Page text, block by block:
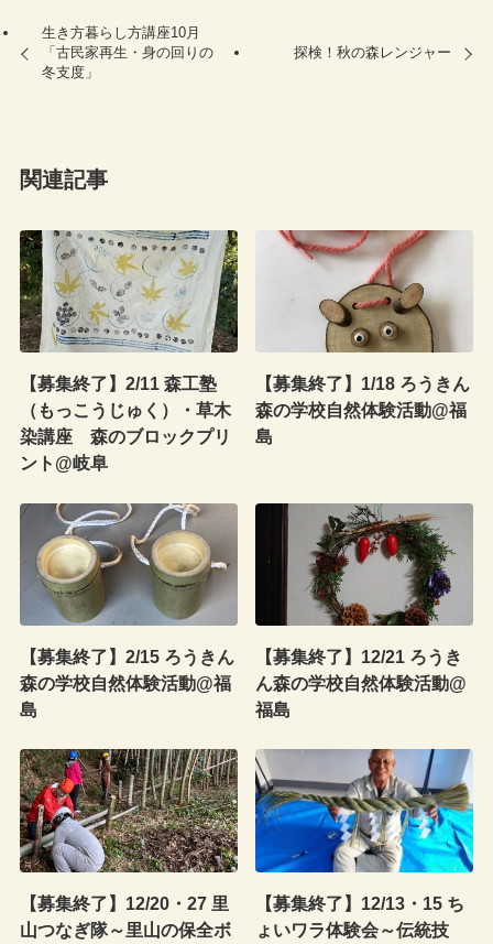
生き方暮らし方講座10月
「古民家再生・身の回りの
冬支度」
探検！秋の森レンジャー
関連記事
【募集終了】2/11 森工塾
（もっこうじゅく）・草木
染講座 森のブロックプリ
ント@岐阜
【募集終了】1/18 ろうきん
森の学校自然体験活動@福
島
【募集終了】2/15 ろうきん
森の学校自然体験活動@福
島
【募集終了】12/21 ろうき
ん森の学校自然体験活動@
福島
【募集終了】12/20・27 里
山つなぎ隊～里山の保全ボ
【募集終了】12/13・15 ち
ょいワラ体験会～伝統技